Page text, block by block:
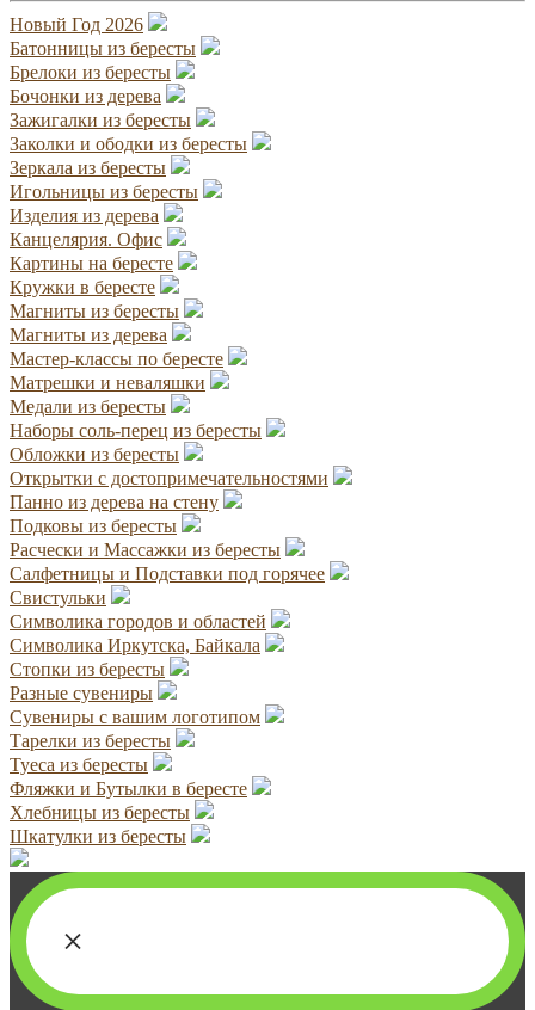
Новый Год 2026
Батонницы из бересты
Брелоки из бересты
Бочонки из дерева
Зажигалки из бересты
Заколки и ободки из бересты
Зеркала из бересты
Игольницы из бересты
Изделия из дерева
Канцелярия. Офис
Картины на бересте
Кружки в бересте
Магниты из бересты
Магниты из дерева
Мастер-классы по бересте
Матрешки и неваляшки
Медали из бересты
Наборы соль-перец из бересты
Обложки из бересты
Открытки с достопримечательностями
Панно из дерева на стену
Подковы из бересты
Расчески и Массажки из бересты
Салфетницы и Подставки под горячее
Свистульки
Символика городов и областей
Символика Иркутска, Байкала
Стопки из бересты
Разные сувениры
Сувениры с вашим логотипом
Тарелки из бересты
Туеса из бересты
Фляжки и Бутылки в бересте
Хлебницы из бересты
Шкатулки из бересты
×